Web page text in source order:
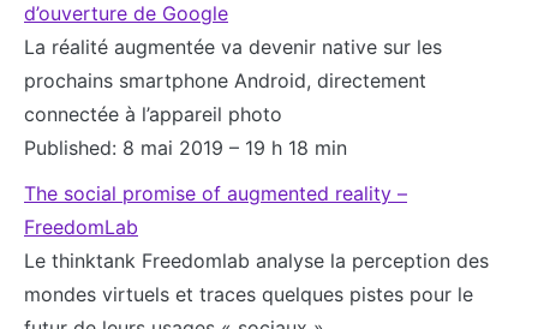
d’ouverture de Google
La réalité augmentée va devenir native sur les
prochains smartphone Android, directement
connectée à l’appareil photo
Published: 8 mai 2019 – 19 h 18 min
The social promise of augmented reality –
FreedomLab
Le thinktank Freedomlab analyse la perception des
mondes virtuels et traces quelques pistes pour le